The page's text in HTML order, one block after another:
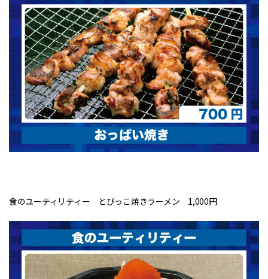
食のユーティリティー とびっこ焼きラーメン 1,000円